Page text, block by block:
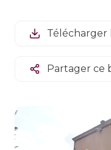
vendus
Télécharger
Partager ce